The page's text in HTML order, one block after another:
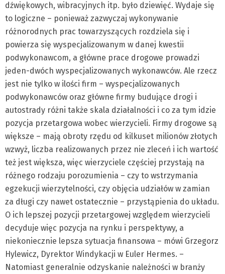
dźwiękowych, wibracyjnych itp. było dziewięć. Wydaje się
to logiczne – ponieważ zazwyczaj wykonywanie
różnorodnych prac towarzyszących rozdziela się i
powierza się wyspecjalizowanym w danej kwestii
podwykonawcom, a główne prace drogowe prowadzi
jeden-dwóch wyspecjalizowanych wykonawców. Ale rzecz
jest nie tylko w ilości firm – wyspecjalizowanych
podwykonawców oraz główne firmy budujące drogi i
autostrady różni także skala działalności i co za tym idzie
pozycja przetargowa wobec wierzycieli. Firmy drogowe są
większe – mają obroty rzędu od kilkuset milionów złotych
wzwyż, liczba realizowanych przez nie zleceń i ich wartość
też jest większa, więc wierzyciele częściej przystają na
różnego rodzaju porozumienia – czy to wstrzymania
egzekucji wierzytelności, czy objęcia udziałów w zamian
za długi czy nawet ostatecznie – przystąpienia do układu.
O ich lepszej pozycji przetargowej względem wierzycieli
decyduje więc pozycja na rynku i perspektywy, a
niekoniecznie lepsza sytuacja finansowa – mówi Grzegorz
Hylewicz, Dyrektor Windykacji w Euler Hermes. –
Natomiast generalnie odzyskanie należności w branży